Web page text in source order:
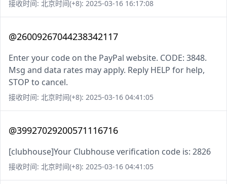
接收时间: 北京时间(+8): 2025-03-16 16:17:08
@26009267044238342117
Enter your code on the PayPal website. CODE: 3848.
Msg and data rates may apply. Reply HELP for help,
STOP to cancel.
接收时间: 北京时间(+8): 2025-03-16 04:41:05
@39927029200571116716
[clubhouse]Your Clubhouse verification code is: 2826
接收时间: 北京时间(+8): 2025-03-16 04:41:05